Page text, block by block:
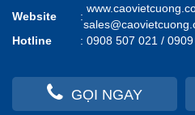
Website
:
Hotline
: 0908 507 021 /
GỌI NGAY